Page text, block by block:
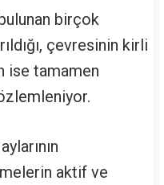
birçok
çevresinin kirli
ise tamamen
aktif ve